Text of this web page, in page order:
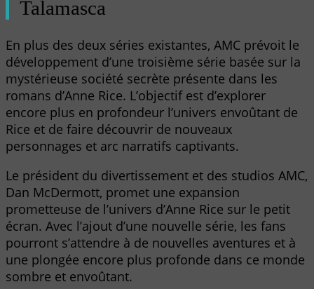
Talamasca
En plus des deux séries existantes, AMC prévoit le
développement d’une troisième série basée sur la
mystérieuse société secrète présente dans les
romans d’Anne Rice. L’objectif est d’explorer
encore plus en profondeur l’univers envoûtant de
Rice et de faire découvrir de nouveaux
personnages et arc narratifs captivants.
Le président du divertissement et des studios AMC,
Dan McDermott, promet une expansion
prometteuse de l’univers d’Anne Rice sur le petit
écran. Avec l’ajout d’une nouvelle série, les fans
pourront s’attendre à de nouvelles aventures et à
une plongée encore plus profonde dans ce monde
sombre et envoûtant.